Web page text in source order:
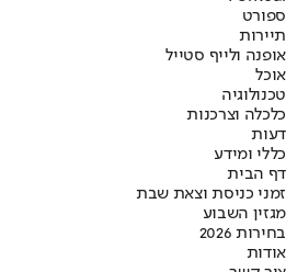
ספורט
תיירות
אופנה ולייף סטייל
אוכל
טכנולוגיה
כלכלה וצרכנות
דעות
כללי ומידע
דף הבית
זמני כניסת וצאת שבת
מגזין השבוע
בחירות 2026
אודות